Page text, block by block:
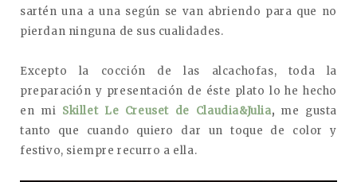
sartén una a una según se van abriendo para que no
pierdan ninguna de sus cualidades.
Excepto la cocción de las alcachofas, toda la
preparación y presentación de éste plato lo he hecho
en mi Skillet Le Creuset de Claudia&Julia, me gusta
tanto que cuando quiero dar un toque de color y
festivo, siempre recurro a ella.